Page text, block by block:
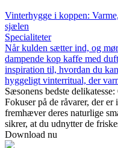
Vinterhygge i koppen:
sjælen
Specialiteter
Når kulden sætter ind, og
dampende kop kaffe med
inspiration til, hvordan du
hyggeligt vinterritual, der
Sæsonens bedste
Fokuser på de råvarer, der
fremhæver deres naturlige
sikrer, at du udnytter de
Download nu